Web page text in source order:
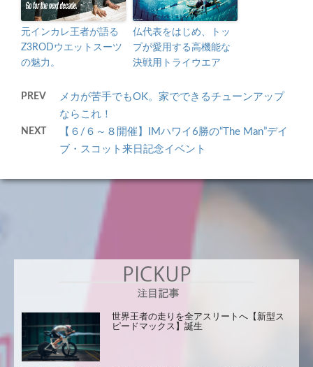
元インカレ王者が語る
Z3RODウエットスーツ
の魅力。
仏代表をはじめ、トッ
プが愛用する高機能な
決戦用トライウエア
PREV
メカが苦手でもOK。家でできるチューンアップ
ならこれ！
NEXT
【６/６～８開催】IMハワイ6勝の“The Man”デイ
ブ・スコット来日記念イベント
世界王者の走りを全アスリートへ【新型ス
ピードマックス】誕生